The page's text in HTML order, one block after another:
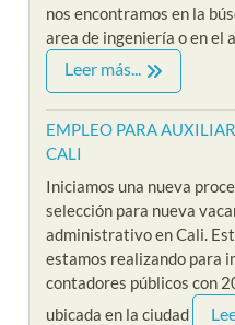
nos encontramos en la
area de ingeniería o en el
Leer más...
EMPLEO PARA
CALI
Iniciamos una nueva
selección para nueva
administrativo en Cali.
estamos realizando para
contadores públicos con
ubicada en la ciudad